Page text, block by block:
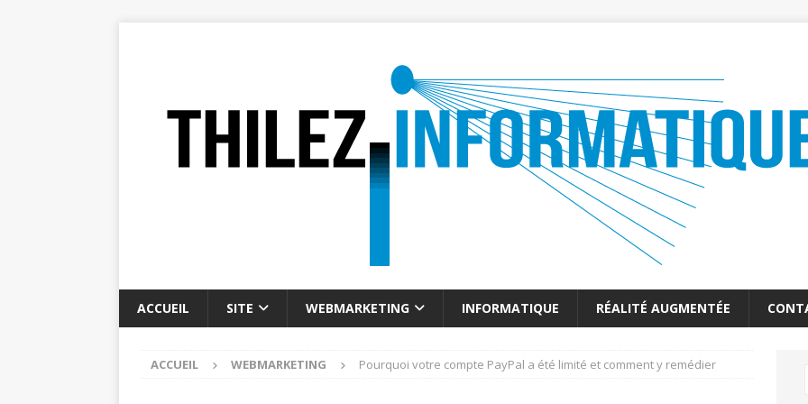
ACCUEIL SITE WEBMARKETING INFORMATIQUE RÉALITÉ AUGMENTÉE
ACCUEIL WEBMARKETING Pourquoi votre compte PayPal a été limité et comment y remédier